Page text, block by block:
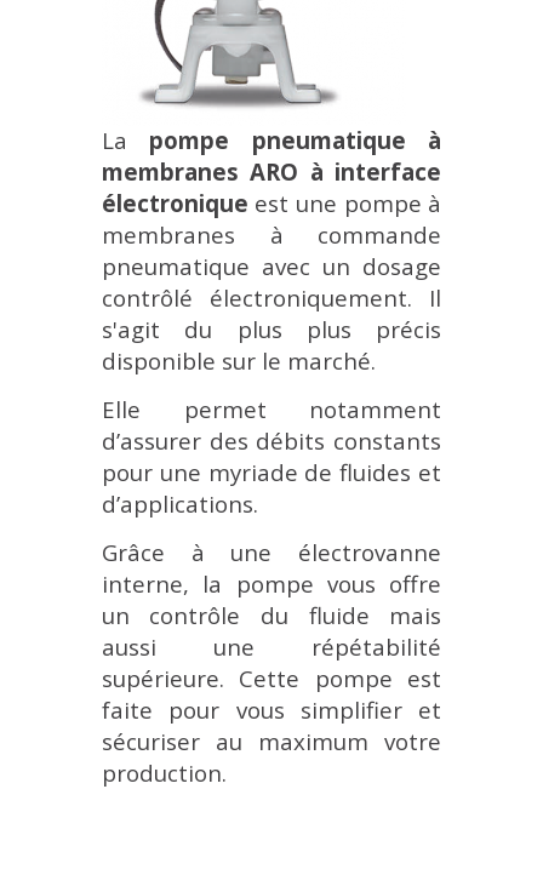
La pompe pneumatique à
membranes ARO à interface
électronique est une pompe à
membranes à commande
pneumatique avec un dosage
contrôlé électroniquement. Il
s'agit du plus plus précis
disponible sur le marché.
Elle permet notamment
d’assurer des débits constants
pour une myriade de fluides et
d’applications.
Grâce à une électrovanne
interne, la pompe vous offre
un contrôle du fluide mais
aussi une répétabilité
supérieure. Cette pompe est
faite pour vous simplifier et
sécuriser au maximum votre
production.